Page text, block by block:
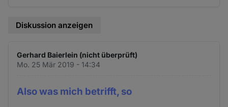
Diskussion anzeigen
Gerhard Baierlein (nicht überprüft)
Mo. 25 Mär 2019 - 14:34
Also was mich betrifft, so